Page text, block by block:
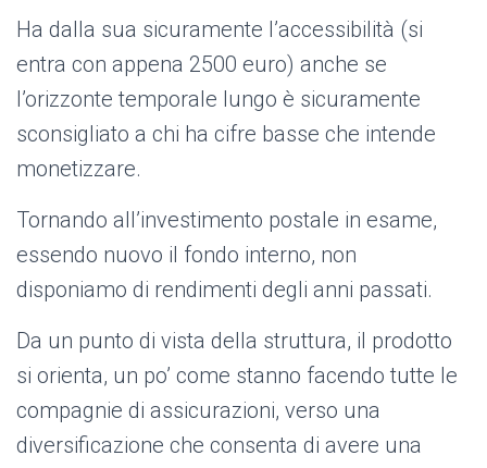
Ha dalla sua sicuramente l’accessibilità (si
entra con appena 2500 euro) anche se
l’orizzonte temporale lungo è sicuramente
sconsigliato a chi ha cifre basse che intende
monetizzare.
Tornando all’investimento postale in esame,
essendo nuovo il fondo interno, non
disponiamo di rendimenti degli anni passati.
Da un punto di vista della struttura, il prodotto
si orienta, un po’ come stanno facendo tutte le
compagnie di assicurazioni, verso una
diversificazione che consenta di avere una